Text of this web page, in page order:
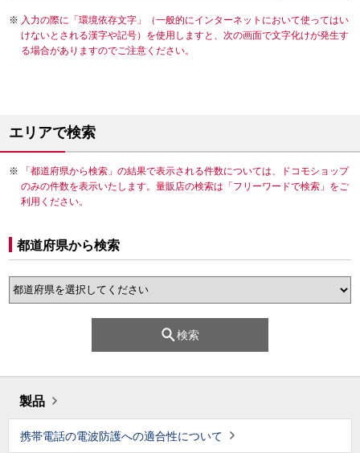
入力の際に「環境依存文字」（一般的にインターネットにおいて使ってはい
けないとされる漢字や記号）を使用しますと、次の画面で文字化けが発生す
る場合がありますのでご注意ください。
エリアで検索
「都道府県から検索」の結果で表示される件数については、ドコモショップ
のみの件数を表示いたします。量販店の検索は「フリーワードで検索」をご
利用ください。
都道府県から検索
検索
製品
携帯電話の電波防護への適合性について